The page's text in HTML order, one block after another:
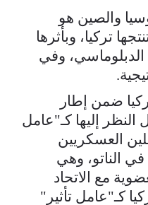
والصين هو
تركيا، وبأثرها
الدبلوماسي، وفي
ضمن إطار
النظر إليها كـ"عامل
العسكريين
الناتو، وهي
مع الاتحاد
كـ"عامل تأثير"